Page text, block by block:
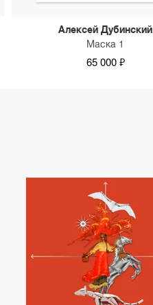
Алексей Дубинский
Маска 1
65 000 ₽